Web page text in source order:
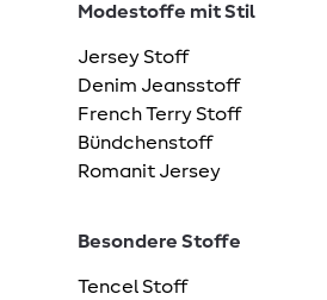
Modestoffe mit Stil
Jersey Stoff
Denim Jeansstoff
French Terry Stoff
Bündchenstoff
Romanit Jersey
Besondere Stoffe
Tencel Stoff